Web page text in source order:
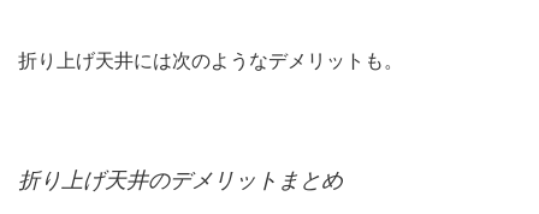
折り上げ天井には次のようなデメリットも。
折り上げ天井のデメリットまとめ